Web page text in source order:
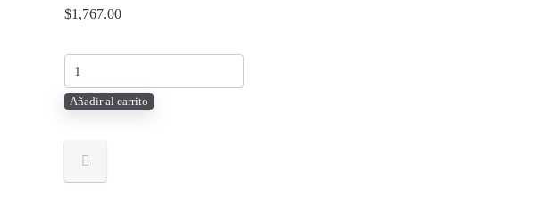
$1,767.00
Kit
Primera
Biblia
Añadir al carrito